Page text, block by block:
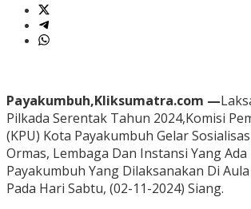
Payakumbuh,Kliksumatra.com —
Pilkada Serentak Tahun 2024,Komisi
(KPU) Kota Payakumbuh Gelar
Ormas, Lembaga Dan Instansi Yang Ada
Payakumbuh Yang Dilaksanakan Di
Pada Hari Sabtu, (02-11-2024) Siang.